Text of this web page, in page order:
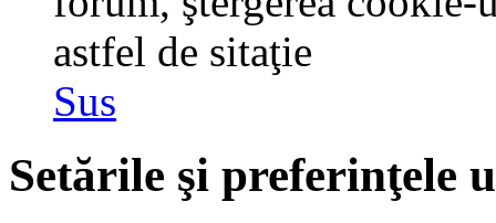
astfel de sitaţie
Sus
Setările şi preferinţele